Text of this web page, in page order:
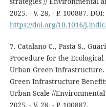
2025. - V. 28, - P. 100887. DOI:
https://doi.org/10.1016/
7. Catalano C., Pasta S.,
Procedure for the
Urban Green Infrastructure.
Green Infrastructure
Urban Scale //
2025. - V. 28. - Р. 100887.